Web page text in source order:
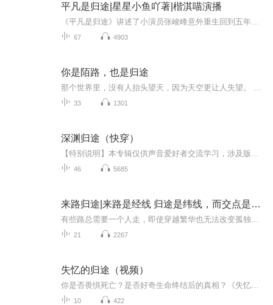
平凡是归途|星星小鱼吖著|楷淇喵演播
67 4903
你是陌路，也是归途
33 1301
深渊归途（快穿）
46 5685
来路归途|来路是经线 归途是纬线，而交点是心的痕迹！
21 2267
失忆的归途（视频）
10 422